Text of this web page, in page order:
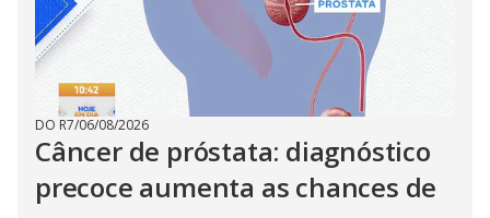
DO R7/06/08/2026
Câncer de próstata: diagnóstico
precoce aumenta as chances de